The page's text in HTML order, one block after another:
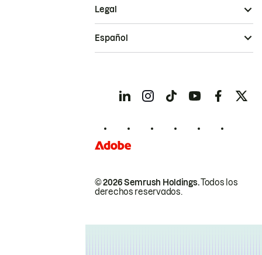
© 2026 Semrush Holdings.Todos los
derechos reservados.
Legal
Español